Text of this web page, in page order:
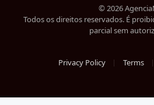
© 2026
Todos os direitos reservados. É
parcial sem
Privacy Policy Terms